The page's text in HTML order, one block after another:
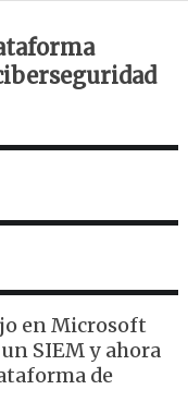
en Microsoft
SIEM y ahora
de